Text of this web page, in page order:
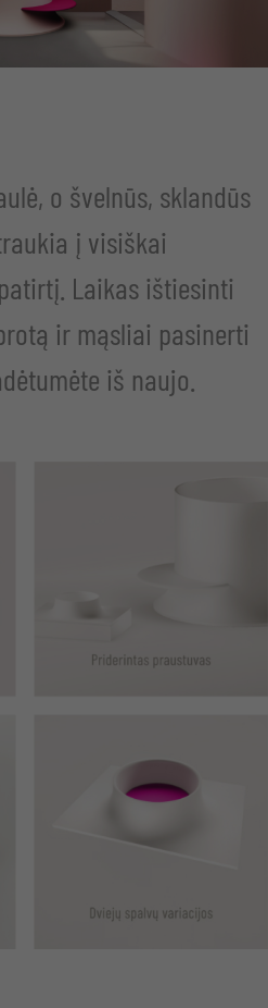
o švelnūs, sklandūs
į visiškai
Laikas ištiesinti
ir mąsliai pasinerti
iš naujo.